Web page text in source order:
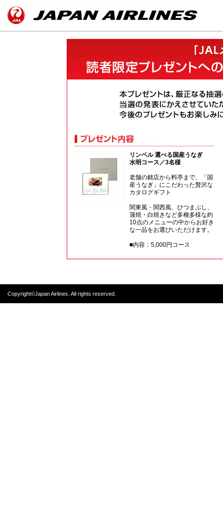
リンベル 選べる国産うなぎ
水明コース／3名様
老舗の銘店から料亭まで、「国
産うなぎ」にこだわった贅沢な
カタログギフト
関東風・関西風、ひつまぶし、
蒲焼・白焼きなど多種多様な約
10点のメニューの中からお好き
な一品をお選びいただけます。
■内容：5,000円コース
Copyright©Japan Airlines. All rights reserved.